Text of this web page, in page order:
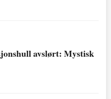
avslørt: Mystisk